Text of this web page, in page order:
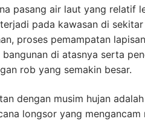
pasang air laut yang relatif
pada kawasan di
proses pemampatan
di atasnya serta
rob yang semakin besar.
dengan musim hujan
longsor yang